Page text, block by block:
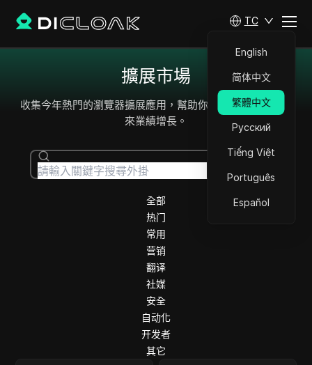
TC
English
简体中文
繁體中文
Русский
Tiếng Việt
Português
Español
擴展市場
收集今年熱門的瀏覽器擴展應用，幫助你提升工作效率，帶
來業績增長。
全部
热门
常用
营销
翻译
社媒
安全
自动化
开发者
其它